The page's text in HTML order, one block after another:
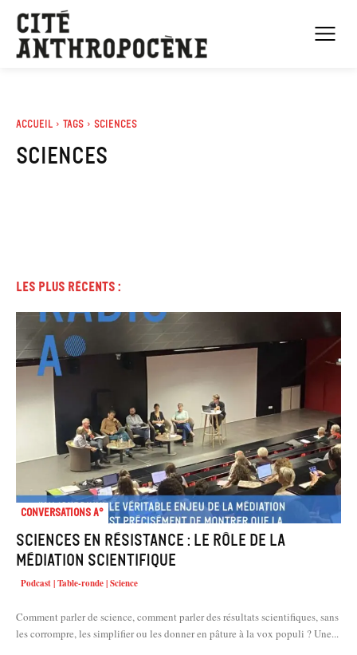
Accueil Tags Sciences
Sciences
Les plus récents :
Conversations A°
Sciences en résistance : le rôle de la
médiation scientifique
Podcast | Table-ronde | Science
Comment parler de science, comment parler des résultats scientifiques, sans
les corrompre, les simplifier ou les donner en pâture à la vox populi ? Une...